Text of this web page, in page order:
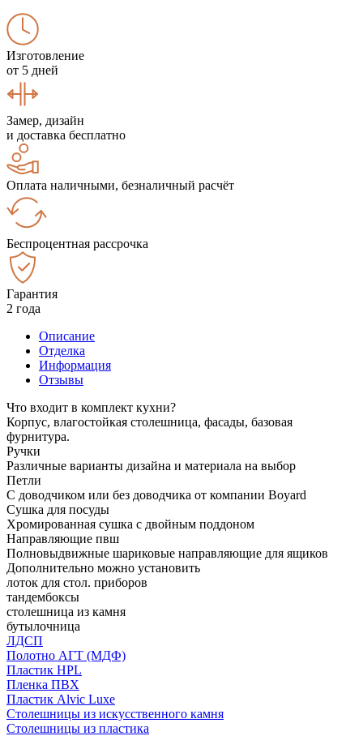
Изготовление
от 5 дней
Замер, дизайн
и доставка бесплатно
Оплата наличными, безналичный расчёт
Беспроцентная рассрочка
Гарантия
2 года
Описание
Отделка
Информация
Отзывы
Что входит в комплект кухни?
Корпус, влагостойкая столешница, фасады, базовая
фурнитура.
Ручки
Различные варианты дизайна и материала на выбор
Петли
С доводчиком или без доводчика от компании Boyard
Сушка для посуды
Хромированная сушка с двойным поддоном
Направляющие пвш
Полновыдвижные шариковые направляющие для ящиков
Дополнительно можно установить
лоток для стол. приборов
тандембоксы
столешница из камня
бутылочница
ЛДСП
Полотно АГТ (МДФ)
Пластик HPL
Пленка ПВХ
Пластик Alvic Luxe
Столешницы из искусственного камня
Столешницы из пластика